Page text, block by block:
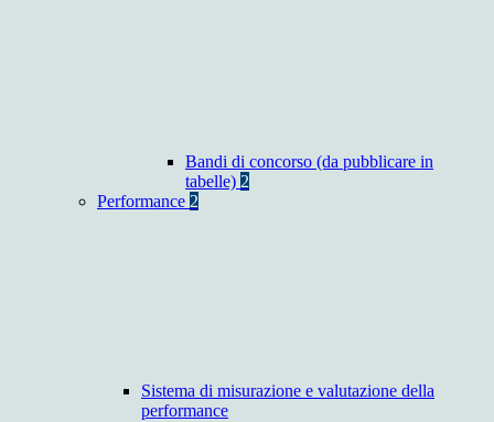
Bandi di concorso (da pubblicare in
tabelle) 2
Performance 2
Sistema di misurazione e valutazione della
performance